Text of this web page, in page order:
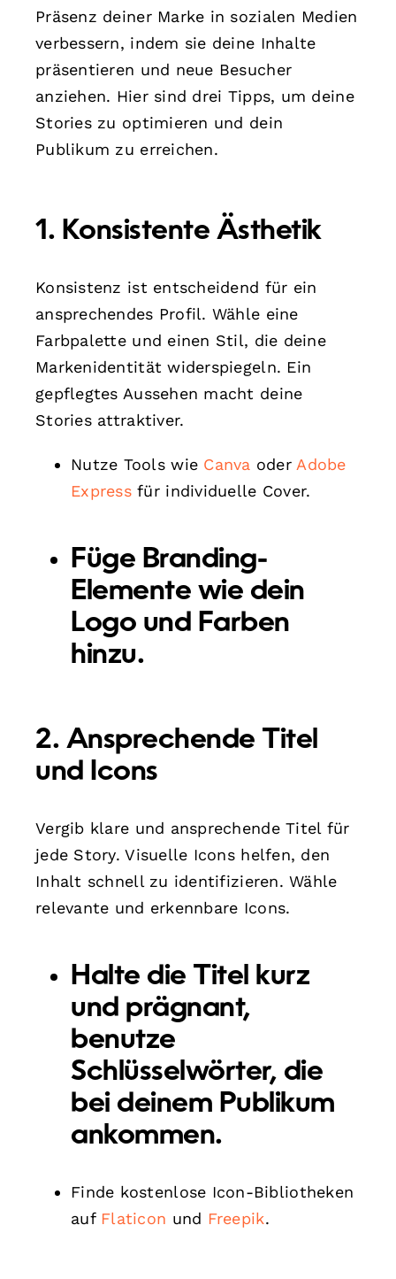
Präsenz deiner Marke in sozialen Medien
verbessern, indem sie deine Inhalte
präsentieren und neue Besucher
anziehen. Hier sind drei Tipps, um deine
Stories zu optimieren und dein
Publikum zu erreichen.
1. Konsistente Ästhetik
Konsistenz ist entscheidend für ein
ansprechendes Profil. Wähle eine
Farbpalette und einen Stil, die deine
Markenidentität widerspiegeln. Ein
gepflegtes Aussehen macht deine
Stories attraktiver.
Nutze Tools wie Canva oder Adobe
Expressfür individuelle Cover.
Füge Branding-
Elemente wie dein
Logo und Farben
hinzu.
2. Ansprechende Titel
und Icons
Vergib klare und ansprechende Titel für
jede Story. Visuelle Icons helfen, den
Inhalt schnell zu identifizieren. Wähle
relevante und erkennbare Icons.
Halte die Titel kurz
und prägnant,
benutze
Schlüsselwörter, die
bei deinem Publikum
ankommen.
Finde kostenlose Icon-Bibliotheken
auf Flaticon und Freepik.